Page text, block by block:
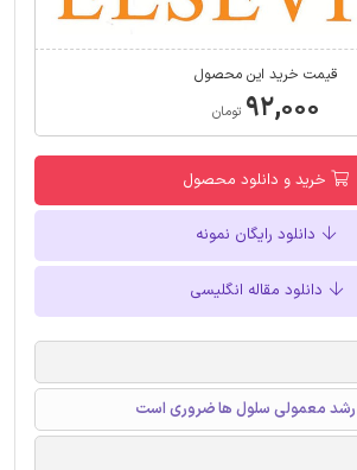
قیمت خرید این محصول
۹۲,۰۰۰ تومان
خرید و دانلود محصول
دانلود رایگان نمونه
دانلود مقاله انگلیسی
رشد معمولی سلول ها ضروری است